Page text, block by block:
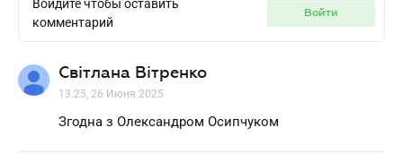
Войдите чтобы оставить
комментарий
войти
Світлана Вітренко
13.25, 26 Июня 2025
Згодна з Олександром Осипчуком